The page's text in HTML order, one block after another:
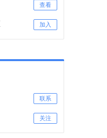
查看
加入
联系
关注